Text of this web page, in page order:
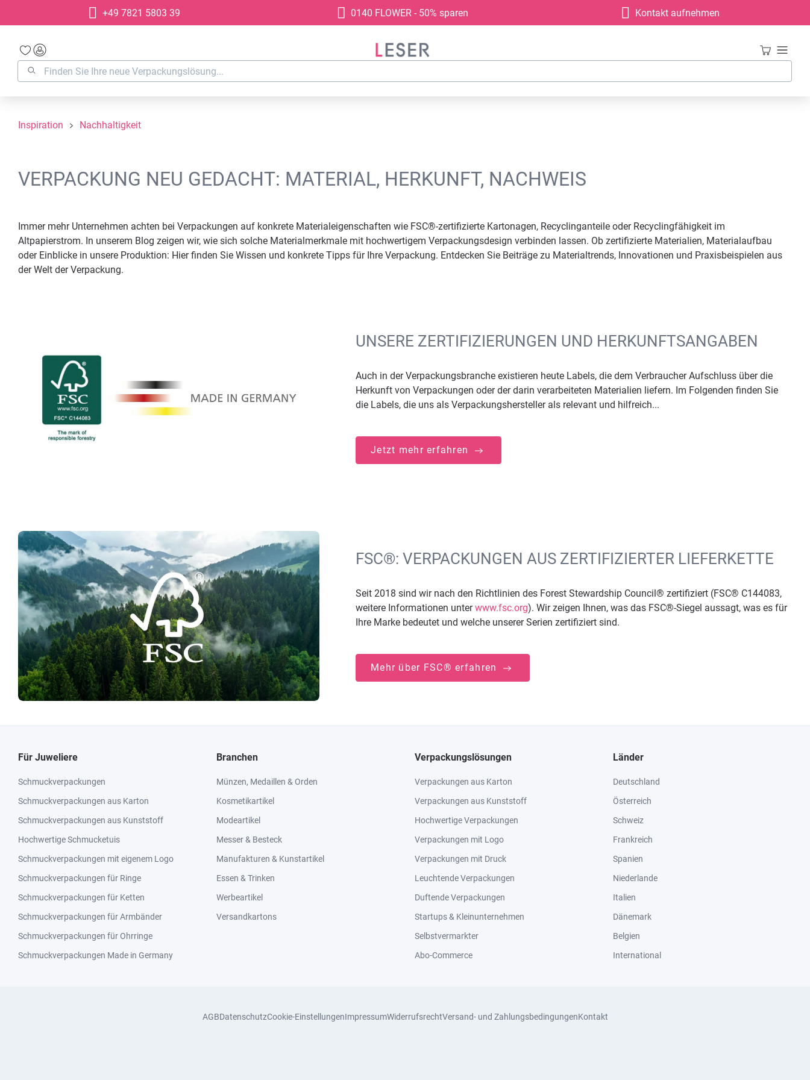
Zur Hauptnavigation springen
+49 7821 5803 39 0140 FLOWER - 50% sparen Kontakt aufnehmen
Inspiration Nachhaltigkeit
VERPACKUNG NEU GEDACHT: MATERIAL, HERKUNFT, NACHWEIS
Immer mehr Unternehmen achten bei Verpackungen auf konkrete Materialeigenschaften wie FSC®-zertifizierte Kartonagen, Recyclinganteile oder Recyclingfähigkeit im
Altpapierstrom. In unserem Blog zeigen wir, wie sich solche Materialmerkmale mit hochwertigem Verpackungsdesign verbinden lassen. Ob zertifizierte Materialien, Materialaufbau
oder Einblicke in unsere Produktion: Hier finden Sie Wissen und konkrete Tipps für Ihre Verpackung. Entdecken Sie Beiträge zu Materialtrends, Innovationen und Praxisbeispielen aus
der Welt der Verpackung.
UNSERE ZERTIFIZIERUNGEN UND HERKUNFTSANGABEN
Auch in der Verpackungsbranche existieren heute Labels, die dem Verbraucher Aufschluss über die
Herkunft von Verpackungen oder der darin verarbeiteten Materialien liefern. Im Folgenden finden Sie
die Labels, die uns als Verpackungshersteller als relevant und hilfreich...
Jetzt mehr erfahren
FSC®: VERPACKUNGEN AUS ZERTIFIZIERTER LIEFERKETTE
Seit 2018 sind wir nach den Richtlinien des Forest Stewardship Council® zertifiziert (FSC® C144083,
weitere Informationen unterwww.fsc.org). Wir zeigen Ihnen, was das FSC®-Siegel aussagt, was es für
Ihre Marke bedeutet und welche unserer Serien zertifiziert sind.
Mehr über FSC® erfahren
Für Juweliere
Schmuckverpackungen
Schmuckverpackungen aus Karton
Schmuckverpackungen aus Kunststoff
Hochwertige Schmucketuis
Schmuckverpackungen mit eigenem Logo
Schmuckverpackungen für Ringe
Schmuckverpackungen für Ketten
Schmuckverpackungen für Armbänder
Schmuckverpackungen für Ohrringe
Schmuckverpackungen Made in Germany
Branchen
Münzen, Medaillen & Orden
Kosmetikartikel
Modeartikel
Messer & Besteck
Manufakturen & Kunstartikel
Essen & Trinken
Werbeartikel
Versandkartons
Verpackungslösungen
Verpackungen aus Karton
Verpackungen aus Kunststoff
Hochwertige Verpackungen
Verpackungen mit Logo
Verpackungen mit Druck
Leuchtende Verpackungen
Duftende Verpackungen
Startups & Kleinunternehmen
Selbstvermarkter
Abo-Commerce
Länder
Deutschland
Österreich
Schweiz
Frankreich
Spanien
Niederlande
Italien
Dänemark
Belgien
International
AGBDatenschutzCookie-EinstellungenImpressumWiderrufsrechtVersand- und ZahlungsbedingungenKontakt